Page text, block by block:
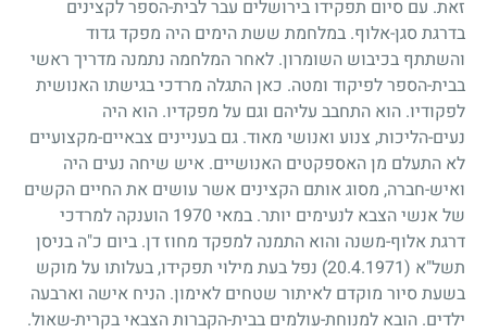
זאת. עם סיום תפקידו בירושלים עבר לבית-הספר לקצינים
בדרגת סגן-אלוף. במלחמת ששת הימים היה מפקד גדוד
והשתתף בכיבוש השומרון. לאחר המלחמה נתמנה מדריך ראשי
בבית-הספר לפיקוד ומטה. כאן התגלה מרדכי בגישתו האנושית
לפקודיו. הוא התחבב עליהם וגם על מפקדיו. הוא היה
נעים-הליכות, צנוע ואנושי מאוד. גם בעניינים צבאיים-מקצועיים
לא התעלם מן האספקטים האנושיים. איש שיחה נעים היה
ואיש-חברה, מסוג אותם הקצינים אשר עושים את החיים הקשים
של אנשי הצבא לנעימים יותר. במאי 1970 הוענקה למרדכי
דרגת אלוף-משנה והוא התמנה למפקד מחוז דן. ביום כ"ה בניסן
תשל"א (20.4.1971)
נפל בעת מילוי תפקידו, בעלותו על מוקש
בשעת סיור מוקדם לאיתור שטחים לאימון. הניח אישה וארבעה
ילדים. הובא למנוחת-עולמים בבית-הקברות הצבאי בקרית-שאול.